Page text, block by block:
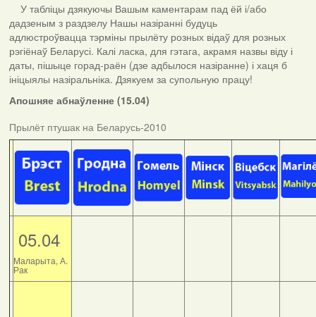
У табліцы дзякуючы Вашым каментарам пад ёй і/або
дадзеным з раздзелу Нашы назіранні будуць
адлюстроўвацца тэрміны прылёту розных відаў для розных
рэгіёнаў Беларусі. Калі ласка, для гэтага, акрамя назвы віду і
даты, пішыце горад-раён (дзе адбылося назіранне) і хаця б
ініцыялы назіральніка. Дзякуем за супольную працу!
Апошняе абнаўленне (15.04)
Прылёт птушак на Беларусь-2010
05.04
Маларыта, А.
Рак